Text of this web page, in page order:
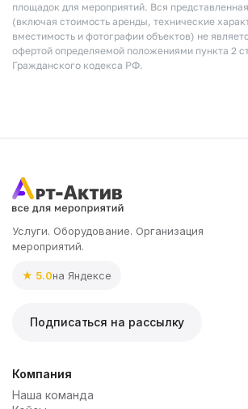
площадок для мероприятий. Вся
(включая стоимость аренды, технические
вместимость и фотографии объектов) не
офертой определяемой положениями пункта 2
Гражданского кодекса РФ.
Услуги. Оборудование. Организация
мероприятий.
★ 5.0на Яндексе
Подписаться на рассылку
Компания
Наша команда